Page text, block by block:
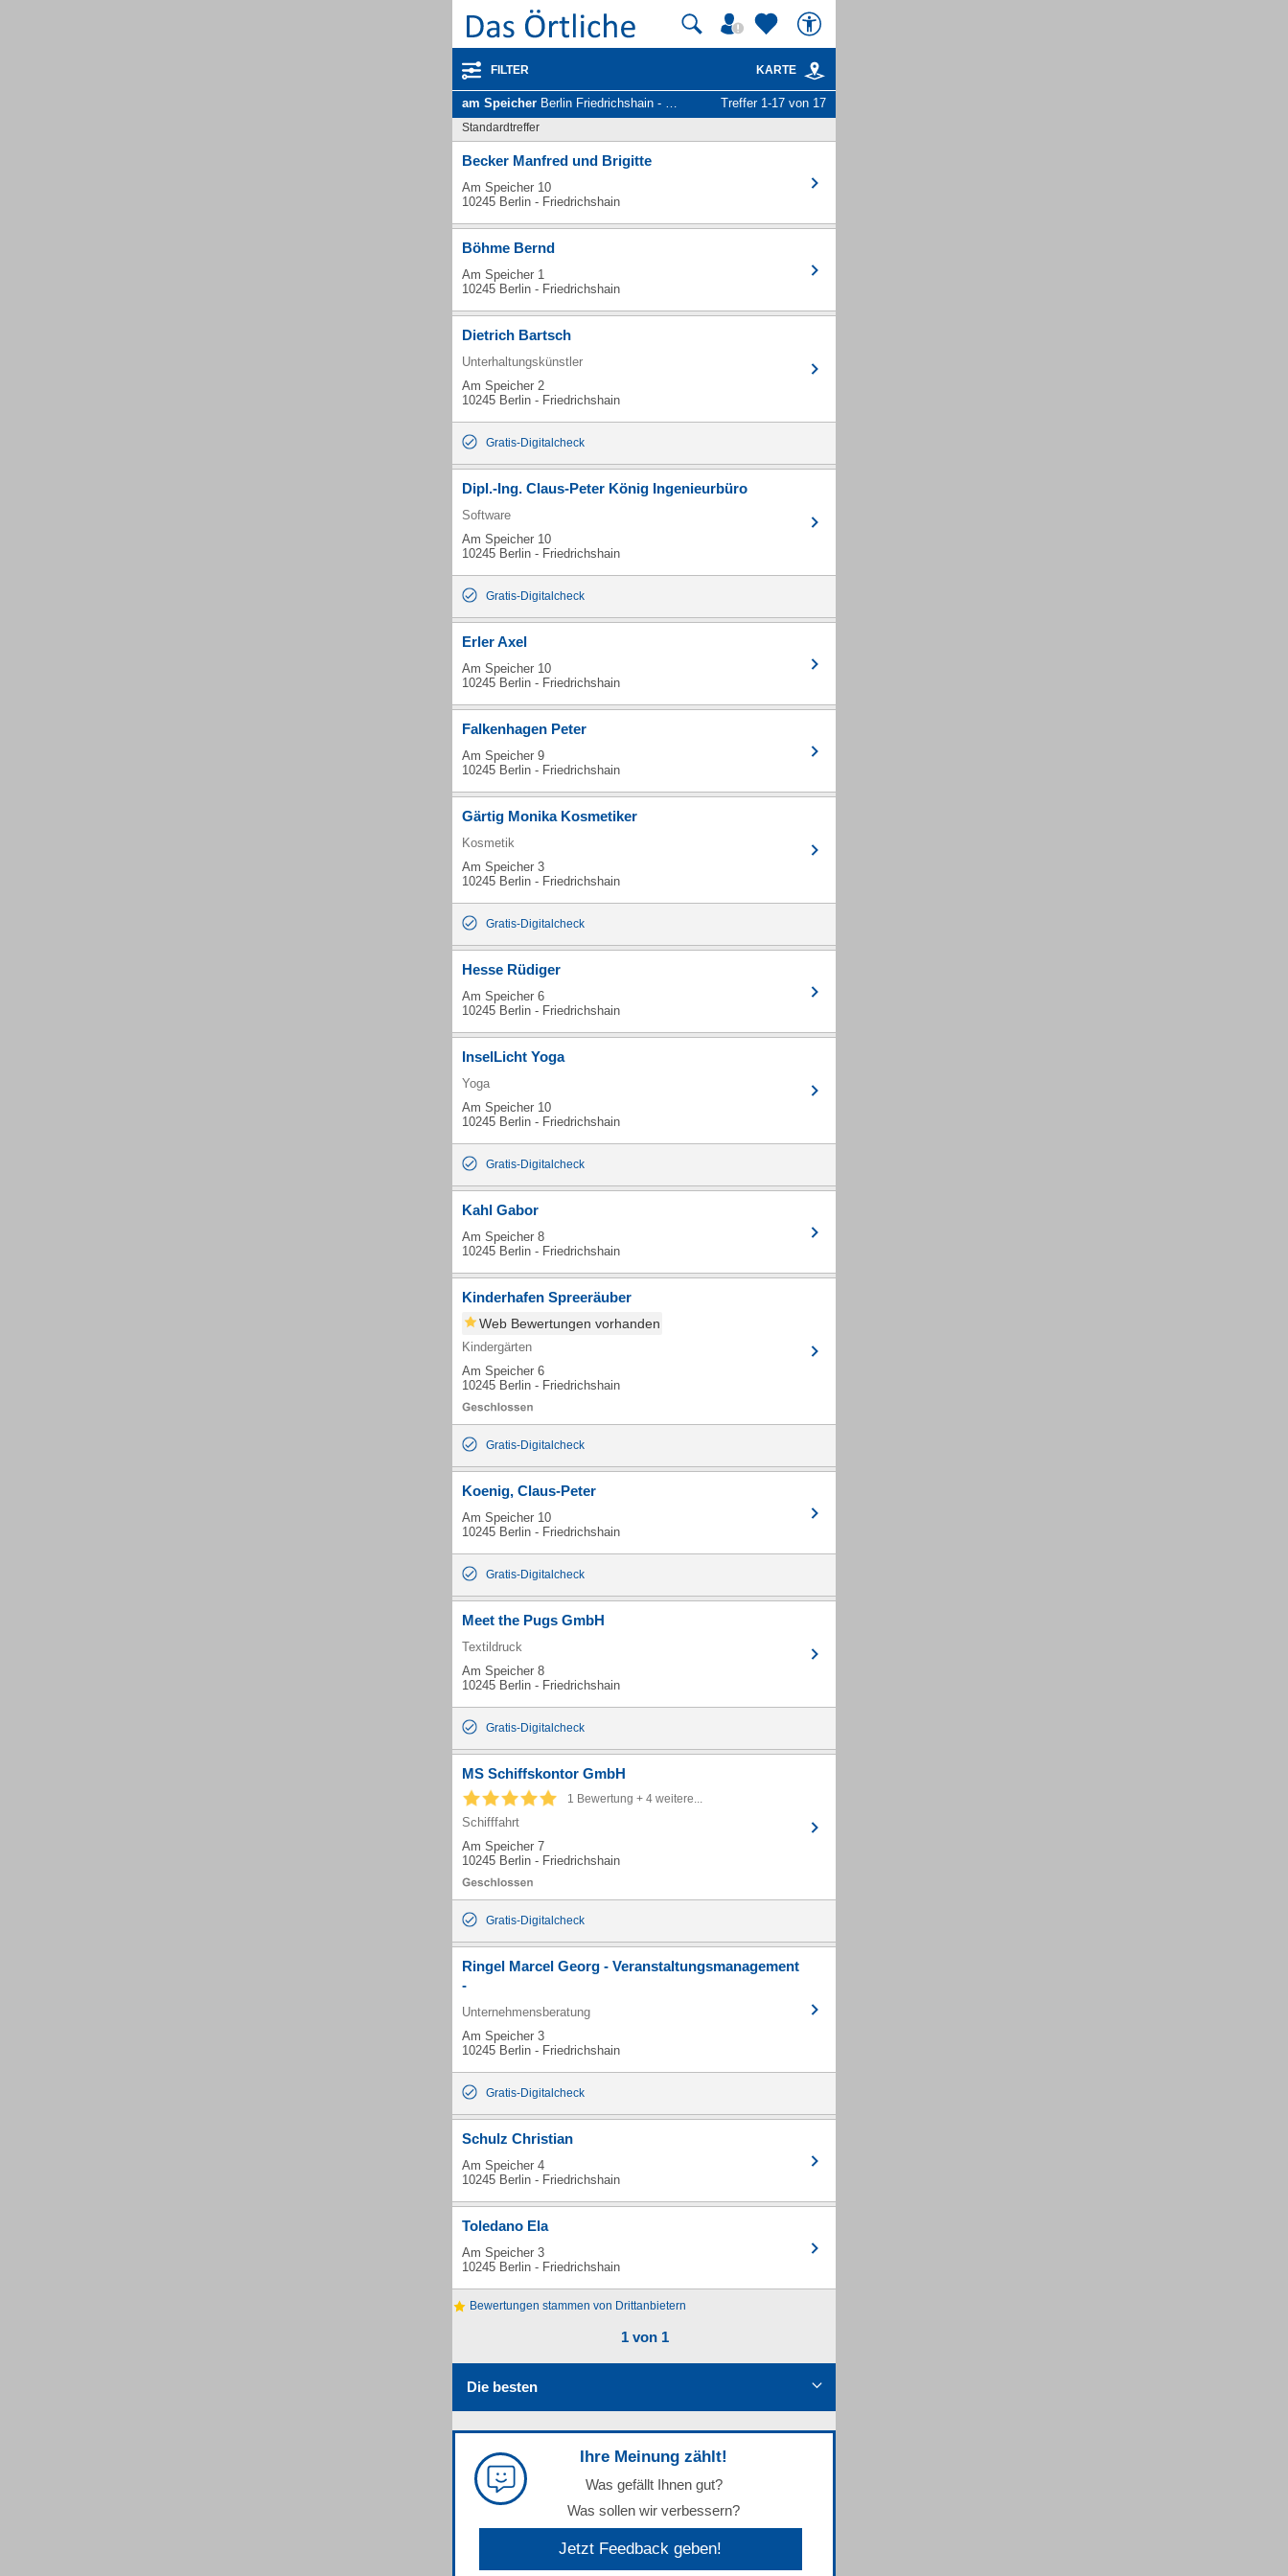
FILTER KARTE
am Speicher Berlin Friedrichshain - Unternehmen und Personen Treffer 1-17 von 17
Standardtreffer
Becker Manfred und Brigitte
Am Speicher 10
10245 Berlin - Friedrichshain
Böhme Bernd
Am Speicher 1
10245 Berlin - Friedrichshain
Dietrich Bartsch
Unterhaltungskünstler
Am Speicher 2
10245 Berlin - Friedrichshain
Gratis-Digitalcheck
Dipl.-Ing. Claus-Peter König Ingenieurbüro
Software
Am Speicher 10
10245 Berlin - Friedrichshain
Gratis-Digitalcheck
Erler Axel
Am Speicher 10
10245 Berlin - Friedrichshain
Falkenhagen Peter
Am Speicher 9
10245 Berlin - Friedrichshain
Gärtig Monika Kosmetiker
Kosmetik
Am Speicher 3
10245 Berlin - Friedrichshain
Gratis-Digitalcheck
Hesse Rüdiger
Am Speicher 6
10245 Berlin - Friedrichshain
InselLicht Yoga
Yoga
Am Speicher 10
10245 Berlin - Friedrichshain
Gratis-Digitalcheck
Kahl Gabor
Am Speicher 8
10245 Berlin - Friedrichshain
Kinderhafen Spreeräuber
Web Bewertungen vorhanden
Kindergärten
Am Speicher 6
10245 Berlin - Friedrichshain
Gratis-Digitalcheck
Koenig, Claus-Peter
Am Speicher 10
10245 Berlin - Friedrichshain
Gratis-Digitalcheck
Meet the Pugs GmbH
Textildruck
Am Speicher 8
10245 Berlin - Friedrichshain
Gratis-Digitalcheck
MS Schiffskontor GmbH
1 Bewertung + 4 weitere...
Schifffahrt
Am Speicher 7
10245 Berlin - Friedrichshain
Gratis-Digitalcheck
Ringel Marcel Georg - Veranstaltungsmanagement
-
Unternehmensberatung
Am Speicher 3
10245 Berlin - Friedrichshain
Gratis-Digitalcheck
Schulz Christian
Am Speicher 4
10245 Berlin - Friedrichshain
Toledano Ela
Am Speicher 3
10245 Berlin - Friedrichshain
Bewertungen stammen von Drittanbietern
1 von 1
Die besten
Ihre Meinung zählt!
Was gefällt Ihnen gut?
Was sollen wir verbessern?
Jetzt Feedback geben!